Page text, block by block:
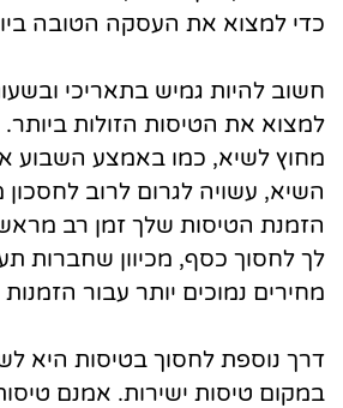
כדי למצוא את העסקה הטובה
חשוב להיות גמיש בתאריכי
למצוא את הטיסות הזולות
מחוץ לשיא, כמו באמצע השבוע
השיא, עשויה לגרום לרוב
הזמנת הטיסות שלך זמן רב מראש
לך לחסוך כסף, מכיוון שחברות
מחירים נמוכים יותר עבור
דרך נוספת לחסוך בטיסות היא
במקום טיסות ישירות. אמנם